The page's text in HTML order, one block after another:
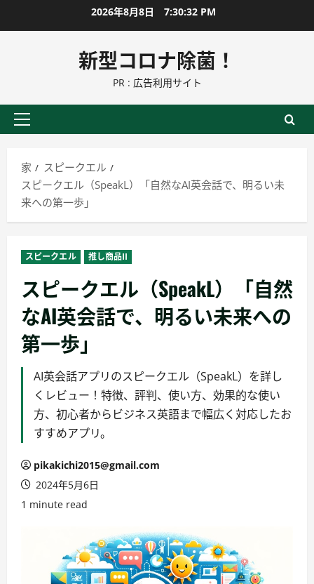
ン
に
2026年8月8日 7:30:33 PM
新型コロナ除菌！
PR : 広告利用サイト
プ
イ
マ
リ
ニ
ュ
ー
家
スピークエル
スピークエル（SpeakL）「自然なAI英会話で、明るい未
来への第一歩」
スピークエル 推し商品II
スピークエル（SpeakL）「自然
なAI英会話で、明るい未来への
第一歩」
AI英会話アプリのスピークエル（SpeakL）を詳し
くレビュー！特徴、評判、使い方、効果的な使い
方、初心者からビジネス英語まで幅広く対応したお
すすめアプリ。
pikakichi2015@gmail.com
2024年5月6日
1 minute read